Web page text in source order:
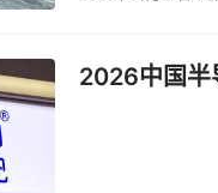
2026中国半